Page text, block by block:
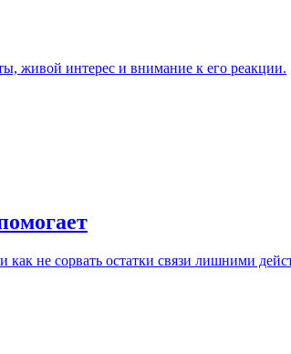
живой интерес и внимание к его реакции.
не сорвать остатки связи лишними